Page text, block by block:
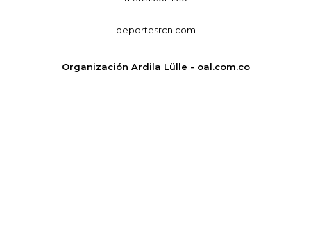
deportesrcn.com
Organización Ardila Lülle - oal.com.co